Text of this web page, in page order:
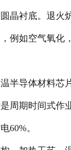
晶衬底。退火
例如空气氧化
导体材料芯
周期时间式作
60%。